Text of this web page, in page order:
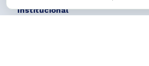
Institucional